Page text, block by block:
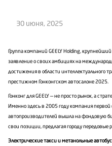
30 июня, 2025
Группа компаний GEELY Holding,
заявление о своих амбициях на
достижения в области интеллектуального
престижном Гонконгском автосалоне 2025.
Гонконг для GEELY — не просто рынок, а
Именно здесь в 2005 году компания первой
автопроизводителей вышла на фондовую
свои позиции, предлагая городу передовые
Электрические такси и метанольные